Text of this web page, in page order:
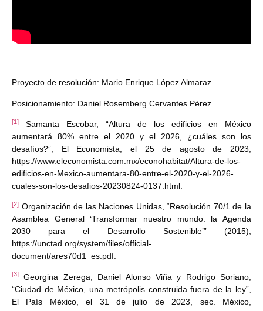
Proyecto de resolución: Mario Enrique López Almaraz
Posicionamiento: Daniel Rosemberg Cervantes Pérez
[1]
Samanta Escobar, “Altura de los edificios en México
aumentará 80% entre el 2020 y el 2026, ¿cuáles son los
desafíos?”, El Economista, el 25 de agosto de 2023,
https://www.eleconomista.com.mx/econohabitat/Altura-de-los-
edificios-en-Mexico-aumentara-80-entre-el-2020-y-el-2026-
cuales-son-los-desafios-20230824-0137.html.
[2] Organización de las Naciones Unidas, “Resolución 70/1 de la
Asamblea General ‘Transformar nuestro mundo: la Agenda
2030 para el Desarrollo Sostenible’” (2015),
https://unctad.org/system/files/official-
document/ares70d1_es.pdf.
[3]
Georgina Zerega, Daniel Alonso Viña y Rodrigo Soriano,
“Ciudad de México, una metrópolis construida fuera de la ley”,
El País México, el 31 de julio de 2023, sec. México,